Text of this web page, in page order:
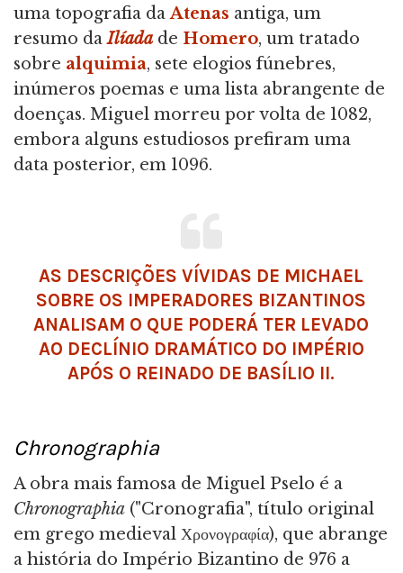
uma topografia daAtenas antiga, um
resumo da Ilíadade Homero, um tratado
sobre alquimia, sete elogios fúnebres,
inúmeros poemas e uma lista abrangente de
doenças. Miguel morreu por volta de 1082,
embora alguns estudiosos prefiram uma
data posterior, em 1096.
AS DESCRIÇÕES VÍVIDAS DE MICHAEL
SOBRE OS IMPERADORES BIZANTINOS
ANALISAM O QUE PODERÁ TER LEVADO
AO DECLÍNIO DRAMÁTICO DO IMPÉRIO
APÓS O REINADO DE BASÍLIO II.
Chronographia
A obra mais famosa de Miguel Pselo é a
Chronographia ("Cronografia", título original
em grego medieval Χρονογραφία), que abrange
a história do Império Bizantino de 976 a